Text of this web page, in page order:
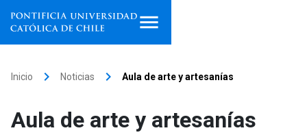
Facultades, escuelas e
Inicio keyboard_arrow_right Noticias keyboard_arrow_right Aula de arte y artesanías
Aula de arte y artesanías